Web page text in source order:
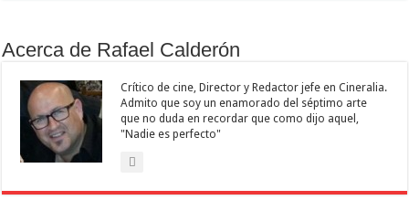
Acerca de Rafael Calderón
Crítico de cine, Director y Redactor jefe en Cineralia.
Admito que soy un enamorado del séptimo arte
que no duda en recordar que como dijo aquel,
"Nadie es perfecto"